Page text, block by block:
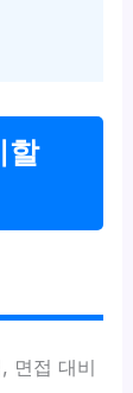
할
면접 대비